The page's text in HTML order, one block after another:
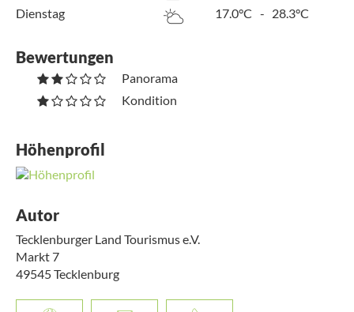
Dienstag
17.0°C - 28.3°C
Bewertungen
Panorama
Kondition
Höhenprofil
Autor
Tecklenburger Land Tourismus e.V.
Markt 7
49545Tecklenburg